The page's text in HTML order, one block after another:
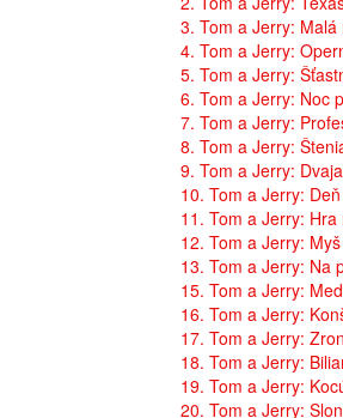
3. Tom a Jerry: Malá
4. Tom a Jerry:
5. Tom a Jerry:
6. Tom a Jerry: Noc
7. Tom a Jerry:
8. Tom a Jerry:
9. Tom a Jerry:
10. Tom a Jerry:
11. Tom a Jerry:
12. Tom a Jerry:
13. Tom a Jerry: Na
15. Tom a Jerry:
16. Tom a Jerry:
17. Tom a Jerry:
18. Tom a Jerry:
19. Tom a Jerry:
20. Tom a Jerry: Slon